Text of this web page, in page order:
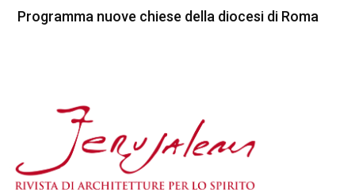
Programma nuove chiese della diocesi di Roma